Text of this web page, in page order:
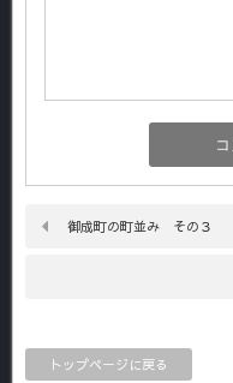
御成町の町並み その３
トップページに戻る